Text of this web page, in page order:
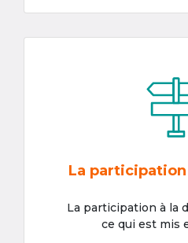
La
La participation à la
ce qui est mis